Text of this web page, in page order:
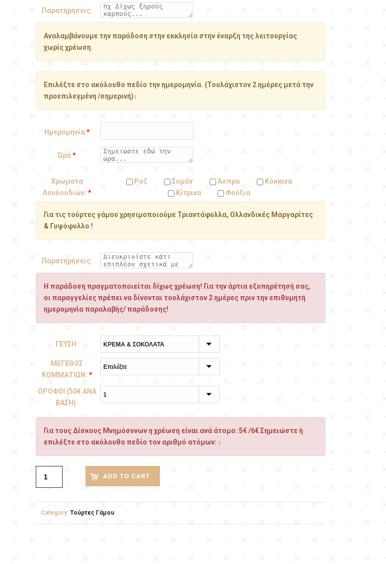
Παρατηρήσεις:
Αναλαμβάνουμε την παράδοση στην εκκλησία στην έναρξη της λειτουργίας
χωρίς χρέωση.
Επιλέξτε στο ακόλουθο πεδίο την ημερομηνία. (Τουλάχιστον 2 ημέρες μετά την
προεπιλεγμένη /σημερινή)↓
Ημερομηνία*
Ώρα*
Χρώματα
Λουλουδιών: *
Ροζ Σομόν Άσπρα
Κόκκινα
Κίτρινα
Φούξια
Για τις τούρτες γάμου χρησιμοποιούμε Τριαντάφυλλα, Ολλανδικές Μαργαρίτες
& Γυψόφυλλο !
Παρατηρήσεις:
Η παράδοση πραγματοποιείται δίχως χρέωση! Για την άρτια εξυπηρέτησή σας,
οι παραγγελίες πρέπει να δίνονται τουλάχιστον 2 ημέρες πριν την επιθυμητή
ημερομηνία παραλαβής/ παράδοσης!
ΓΕΥΣΗ:
ΜΕΓΕΘΟΣ
ΚΟΜΜΑΤΙΩΝ: *
ΟΡΟΦΟΙ (50€ ΑΝΑ
ΒΑΣΗ):
Για τους Δίσκους Μνημόσυνων η χρέωση είναι ανά άτομο: 5€ /6€ Σημειώστε ή
επιλέξτε στο ακόλουθο πεδίο τον αριθμό ατόμων: ↓
ADD TO CART
Category: Τούρτες Γάμου